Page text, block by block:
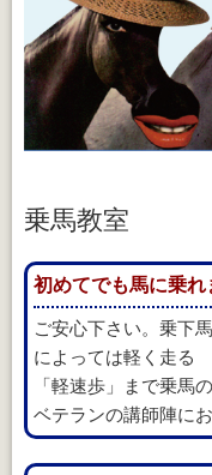
乗馬教室
初めてでも馬に乗れ
ご安心下さい。乗下
によっては軽く走る
「軽速歩」まで乗馬
ベテランの講師陣に